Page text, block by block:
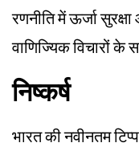
रणनीति में ऊर्जा
वाणिज्यिक विचारों के
निष्कर्ष
भारत की नवीनतम